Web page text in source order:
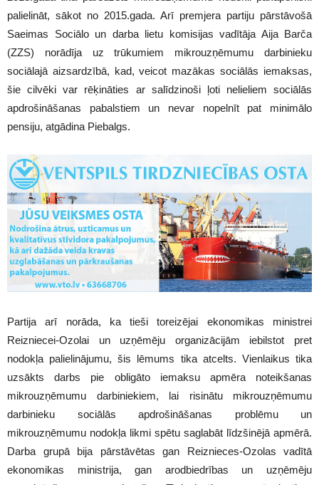
palielināt, sākot no 2015.gada. Arī premjera partiju pārstāvošā
Saeimas Sociālo un darba lietu komisijas vadītāja Aija Barča
(ZZS) norādīja uz trūkumiem mikrouzņēmumu darbinieku
sociālajā aizsardzībā, kad, veicot mazākas sociālās iemaksas,
šie cilvēki var rēķināties ar salīdzinoši ļoti nelieliem sociālās
apdrošināšanas pabalstiem un nevar nopelnīt pat minimālo
pensiju, atgādina Piebalgs.
Partija arī norāda, ka tieši toreizējai ekonomikas ministrei
Reizniecei-Ozolai un uzņēmēju organizācijām iebilstot pret
nodokļa palielinājumu, šis lēmums tika atcelts. Vienlaikus tika
uzsākts darbs pie obligāto iemaksu apmēra noteikšanas
mikrouzņēmumu darbiniekiem, lai risinātu mikrouzņēmumu
darbinieku sociālās apdrošināšanas problēmu un
mikrouzņēmumu nodokļa likmi spētu saglabāt līdzšinējā apmērā.
Darba grupā bija pārstāvētas gan Reiznieces-Ozolas vadītā
ekonomikas ministrija, gan arodbiedrības un uzņēmēju